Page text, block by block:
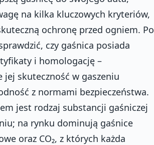
na kilka kluczowych kryteriów,
ochronę przed ogniem. Po
czy gaśnica posiada
i homologację –
jej skuteczność w gaszeniu
z normami bezpieczeństwa.
jest rodzaj substancji gaśniczej
na rynku dominują gaśnice
oraz CO₂, z których każda